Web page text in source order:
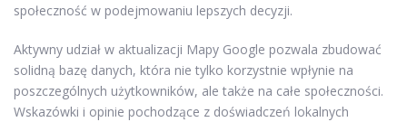
społeczność w podejmowaniu lepszych decyzji.
Aktywny udział w aktualizacji Mapy Google pozwala zbudować
solidną bazę danych, która nie tylko korzystnie wpłynie na
poszczególnych użytkowników, ale także na całe społeczności.
Wskazówki i opinie pochodzące z doświadczeń lokalnych